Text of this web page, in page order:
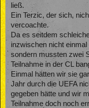
ließ.
Ein Terzic, der sich,
vercoachte.
Da es seitdem
inzwischen nicht
sondern mussten zwei
Teilnahme in der CL
Einmal hätten wir sie
Jahr durch die UEFA
gegeben hätte und wir
Teilnahme doch noch